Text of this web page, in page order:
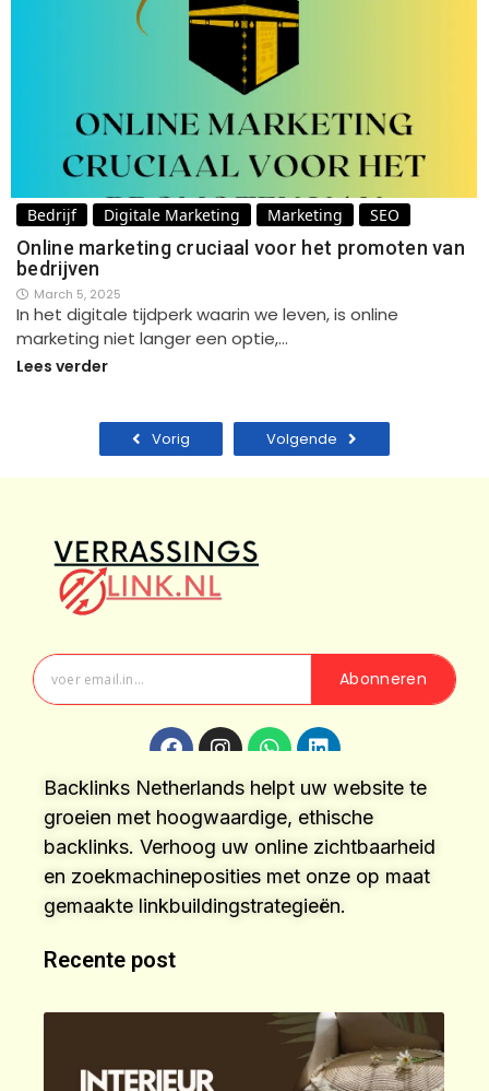
Bedrijf Digitale Marketing Marketing SEO
Online marketing cruciaal voor het promoten van
bedrijven
March 5, 2025
In het digitale tijdperk waarin we leven, is online
marketing niet langer een optie,…
Lees verder
Vorig Volgende
Abonneren
Backlinks Netherlands helpt uw website te
groeien met hoogwaardige, ethische
backlinks. Verhoog uw online zichtbaarheid
en zoekmachineposities met onze op maat
gemaakte linkbuildingstrategieën.
Recente post